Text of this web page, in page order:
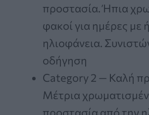
προστασία. Ήπια
φακοί για ημέρες με
ηλιοφάνεια.
οδήγηση
Category 2 — Καλή
Μέτρια
προστασία από την